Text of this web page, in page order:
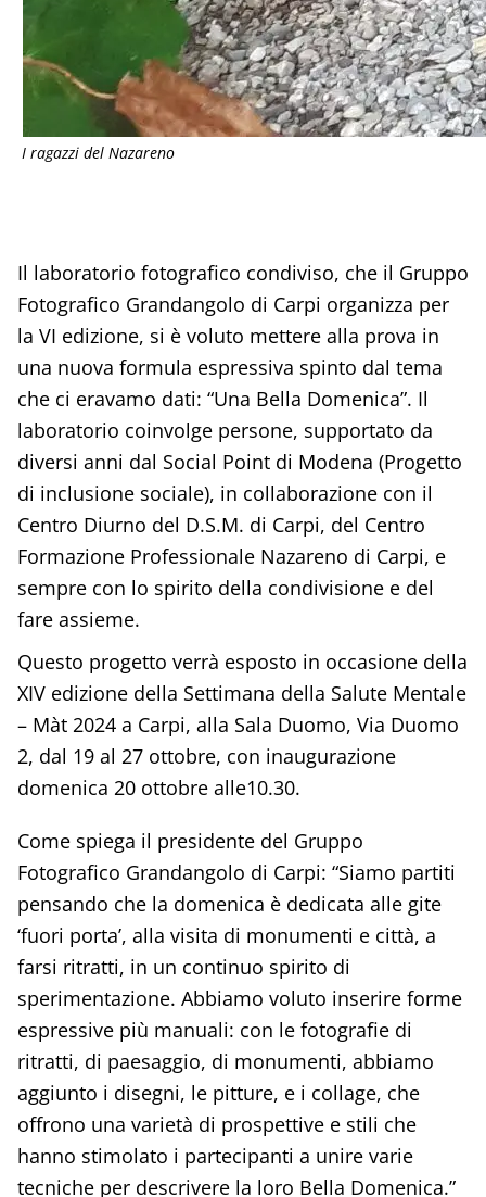
I ragazzi del Nazareno
Il laboratorio fotografico condiviso, che il Gruppo
Fotografico Grandangolo di Carpi organizza per
la VI edizione, si è voluto mettere alla prova in
una nuova formula espressiva spinto dal tema
che ci eravamo dati: “Una Bella Domenica”. Il
laboratorio coinvolge persone, supportato da
diversi anni dal Social Point di Modena (Progetto
di inclusione sociale), in collaborazione con il
Centro Diurno del D.S.M. di Carpi, del Centro
Formazione Professionale Nazareno di Carpi, e
sempre con lo spirito della condivisione e del
fare assieme.
Questo progetto verrà esposto in occasione della
XIV edizione della Settimana della Salute Mentale
– Màt 2024 a Carpi, alla Sala Duomo, Via Duomo
2, dal 19 al 27 ottobre, con inaugurazione
domenica 20 ottobre alle10.30.
Come spiega il presidente del Gruppo
Fotografico Grandangolo di Carpi: “Siamo partiti
pensando che la domenica è dedicata alle gite
‘fuori porta’, alla visita di monumenti e città, a
farsi ritratti, in un continuo spirito di
sperimentazione. Abbiamo voluto inserire forme
espressive più manuali: con le fotografie di
ritratti, di paesaggio, di monumenti, abbiamo
aggiunto i disegni, le pitture, e i collage, che
offrono una varietà di prospettive e stili che
hanno stimolato i partecipanti a unire varie
tecniche per descrivere la loro Bella Domenica.”